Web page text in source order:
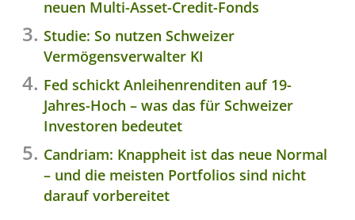
neuen Multi-Asset-Credit-Fonds
Studie: So nutzen Schweizer
Vermögensverwalter KI
Fed schickt Anleihenrenditen auf 19-
Jahres-Hoch – was das für Schweizer
Investoren bedeutet
Candriam: Knappheit ist das neue Normal
– und die meisten Portfolios sind nicht
darauf vorbereitet